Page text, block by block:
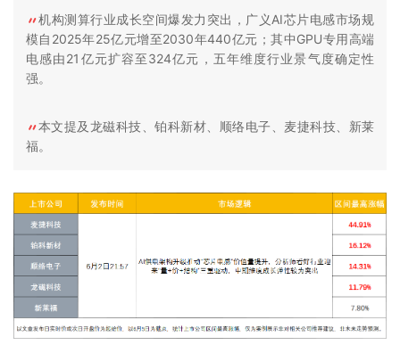
机构测算行业成长空间爆发力突出，广义AI芯片电感市场规
模自2025年25亿元增至2030年440亿元；其中GPU专用高端
电感由21亿元扩容至324亿元，五年维度行业景气度确定性
强。
本文提及龙磁科技、铂科新材、顺络电子、麦捷科技、新莱
福。